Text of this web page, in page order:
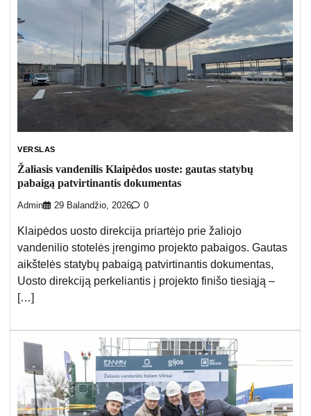
VERSLAS
Žaliasis vandenilis Klaipėdos uoste: gautas statybų
pabaigą patvirtinantis dokumentas
Admin 29 Balandžio, 2026 0
Klaipėdos uosto direkcija priartėjo prie žaliojo
vandenilio stotelės įrengimo projekto pabaigos. Gautas
aikštelės statybų pabaigą patvirtinantis dokumentas,
Uosto direkciją perkeliantis į projekto finišo tiesiąją –
[…]